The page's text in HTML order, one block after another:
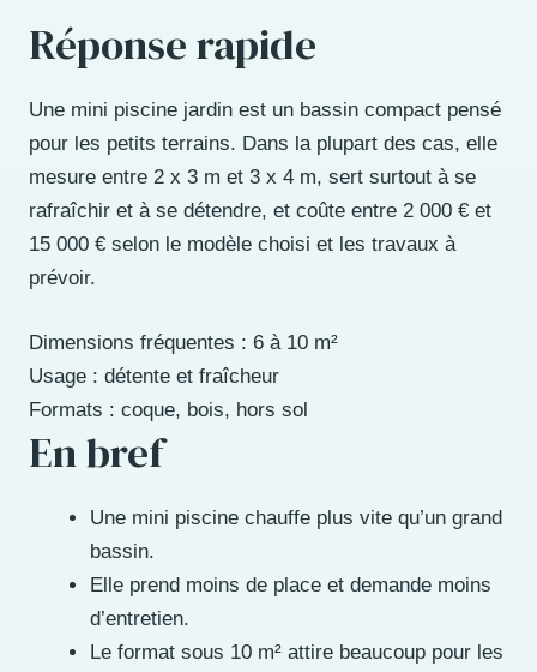
Réponse rapide
Une mini piscine jardin est un bassin compact pensé
pour les petits terrains. Dans la plupart des cas, elle
mesure entre 2 x 3 m et 3 x 4 m, sert surtout à se
rafraîchir et à se détendre, et coûte entre 2 000 € et
15 000 € selon le modèle choisi et les travaux à
prévoir.
Dimensions fréquentes : 6 à 10 m²
Usage : détente et fraîcheur
Formats : coque, bois, hors sol
En bref
Une mini piscine chauffe plus vite qu’un grand
bassin.
Elle prend moins de place et demande moins
d’entretien.
Le format sous 10 m² attire beaucoup pour les